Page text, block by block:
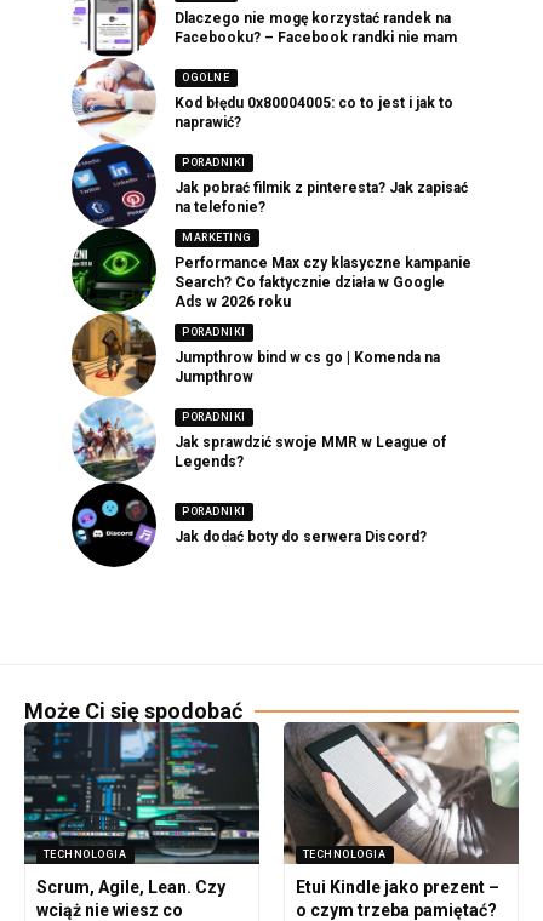
Dlaczego nie mogę korzystać randek na
Facebooku? – Facebook randki nie mam
OGOLNE
Kod błędu 0x80004005: co to jest i jak to
naprawić?
PORADNIKI
Jak pobrać filmik z pinteresta? Jak zapisać
na telefonie?
MARKETING
Performance Max czy klasyczne kampanie
Search? Co faktycznie działa w Google
Ads w 2026 roku
PORADNIKI
Jumpthrow bind w cs go | Komenda na
Jumpthrow
PORADNIKI
Jak sprawdzić swoje MMR w League of
Legends?
PORADNIKI
Jak dodać boty do serwera Discord?
Może Ci się spodobać
TECHNOLOGIA
Scrum, Agile, Lean. Czy
wciąż nie wiesz co
TECHNOLOGIA
Etui Kindle jako prezent –
o czym trzeba pamiętać?